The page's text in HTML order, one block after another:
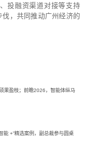
投融资渠道对接等支持
伐，共同推动广州经济的
果盈枝；前瞻2026，智能体纵马
能 +”精选案例，副总裁参与圆桌